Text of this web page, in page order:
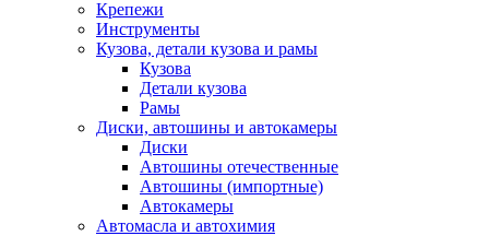
Крепежи
Инструменты
Кузова, детали кузова и рамы
Кузова
Детали кузова
Рамы
Диски, автошины и автокамеры
Диски
Автошины отечественные
Автошины (импортные)
Автокамеры
Автомасла и автохимия